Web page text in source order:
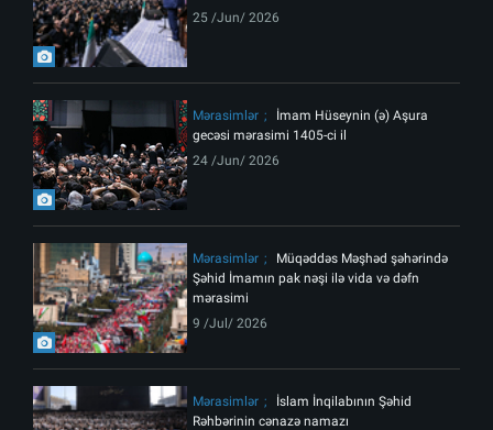
25 /Jun/ 2026
Mərasimlər
İmam Hüseynin (ə) Aşura
gecəsi mərasimi 1405-ci il
24 /Jun/ 2026
Mərasimlər
Müqəddəs Məşhəd şəhərində
Şəhid İmamın pak nəşi ilə vida və dəfn
mərasimi
9 /Jul/ 2026
Mərasimlər
İslam İnqilabının Şəhid
Rəhbərinin cənazə namazı